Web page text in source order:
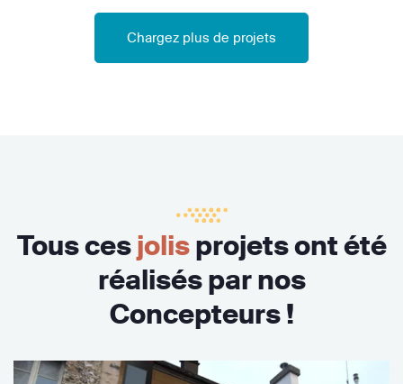
Chargez plus de projets
Tous cesjolisprojets ont été
réalisés par nos
Concepteurs !